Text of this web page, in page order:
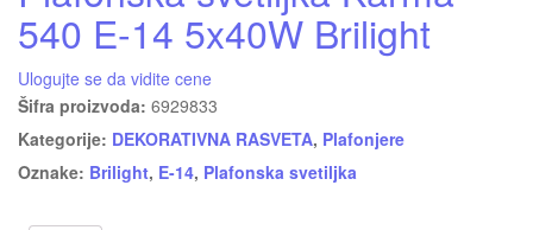
540 E-14 5x40W Brilight
Ulogujte se da vidite cene
Šifra proizvoda: 6929833
Kategorije: DEKORATIVNA RASVETA, Plafonjere
Oznake: Brilight, E-14, Plafonska svetiljka